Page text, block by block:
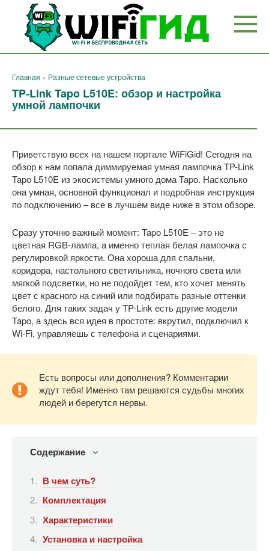
Перейти
контенту
Главная » Разные сетевые устройства
TP-Link Tapo L510E: обзор и настройка
умной лампочки
Приветствую всех на нашем портале WiFiGid! Сегодня на
обзор к нам попала диммируемая умная лампочка TP-Link
Tapo L510E из экосистемы умного дома Tapo. Насколько
она умная, основной функционал и подробная инструкция
по подключению – все в лучшем виде ниже в этом обзоре.
Сразу уточню важный момент: Tapo L510E – это не
цветная RGB-лампа, а именно теплая белая лампочка с
регулировкой яркости. Она хороша для спальни,
коридора, настольного светильника, ночного света или
мягкой подсветки, но не подойдет тем, кто хочет менять
цвет с красного на синий или подбирать разные оттенки
белого. Для таких задач у TP-Link есть другие модели
Tapo, а здесь вся идея в простоте: вкрутил, подключил к
Wi-Fi, управляешь с телефона и сценариями.
Есть вопросы или дополнения? Комментарии
ждут тебя! Именно там решаются судьбы многих
людей и берегутся нервы.
Содержание
В чем суть?
Комплектация
Характеристики
Установка и настройка